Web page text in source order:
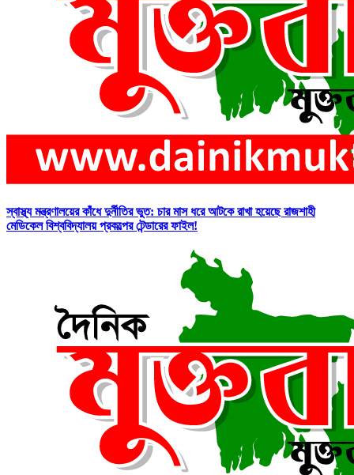
স্বাস্থ্য মন্ত্রণালয়ের কাঁধে দুর্নীতির ভুত: চার মাস ধরে আটকে রাখা হয়েছে রাজশাহী
মেডিকেল বিশ্ববিদ্যালয় প্রকল্পের টেন্ডারের ফাইল!